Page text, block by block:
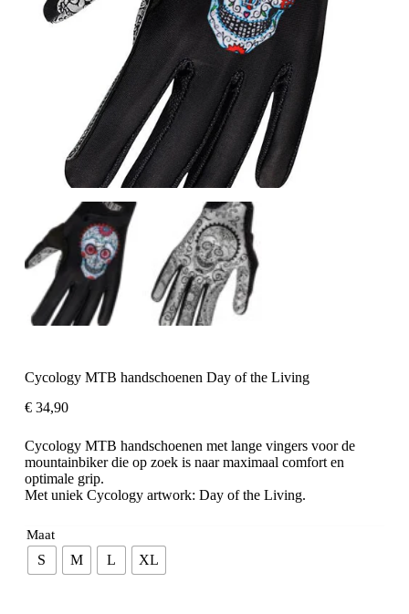
Cycology MTB handschoenen Day of the Living
€34,90
Cycology MTB handschoenen met lange vingers voor de
mountainbiker die op zoek is naar maximaal comfort en
optimale grip.
Met uniek Cycology artwork: Day of the Living.
Maat
S M L XL